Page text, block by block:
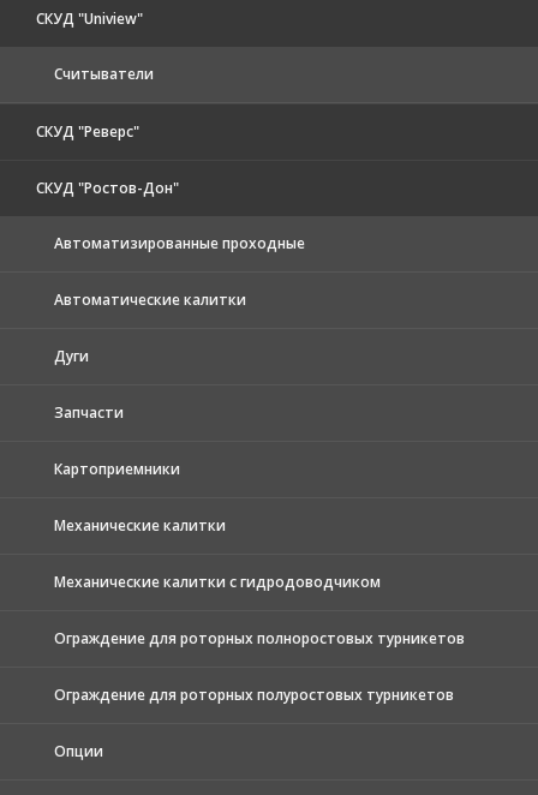
СКУД "Uniview"
Считыватели
СКУД "Реверс"
СКУД "Ростов-Дон"
Автоматизированные проходные
Автоматические калитки
Дуги
Запчасти
Картоприемники
Механические калитки
Механические калитки с гидродоводчиком
Ограждение для роторных полноростовых турникетов
Ограждение для роторных полуростовых турникетов
Опции